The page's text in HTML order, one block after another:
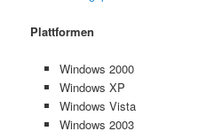
Plattformen
Windows 2000
Windows XP
Windows Vista
Windows 2003